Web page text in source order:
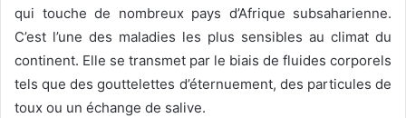
qui touche de nombreux pays d’Afrique subsaharienne.
C’est l’une des maladies les plus sensibles au climat du
continent. Elle se transmet par le biais de fluides corporels
tels que des gouttelettes d’éternuement, des particules de
toux ou un échange de salive.